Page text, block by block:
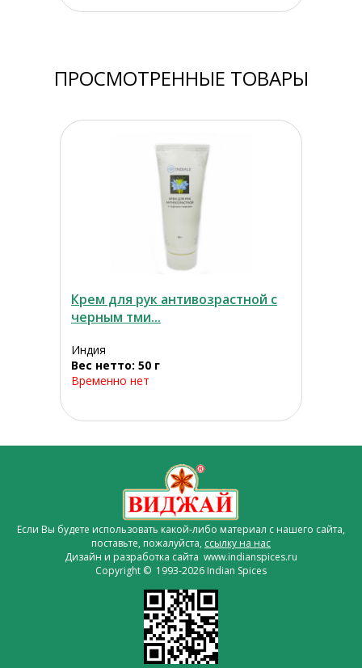
ПРОСМОТРЕННЫЕ ТОВАРЫ
Крем для рук антивозрастной с
черным тми...
Индия
Вес нетто: 50 г
Временно нет
Если Вы будете использовать какой-либо материал с нашего сайта,
поставьте, пожалуйста, ссылку на нас
Дизайн и разработка сайта www.indianspices.ru
Copyright © 1993-2026 Indian Spices